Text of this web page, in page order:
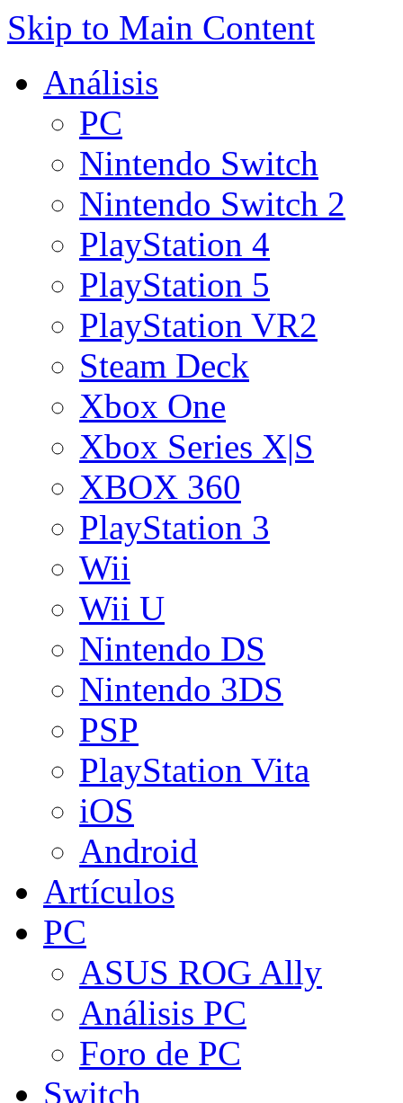
Skip to Main Content
Análisis
PC
Nintendo Switch
Nintendo Switch 2
PlayStation 4
PlayStation 5
PlayStation VR2
Steam Deck
Xbox One
Xbox Series X|S
XBOX 360
PlayStation 3
Wii
Wii U
Nintendo DS
Nintendo 3DS
PSP
PlayStation Vita
iOS
Android
Artículos
PC
ASUS ROG Ally
Análisis PC
Foro de PC
Switch